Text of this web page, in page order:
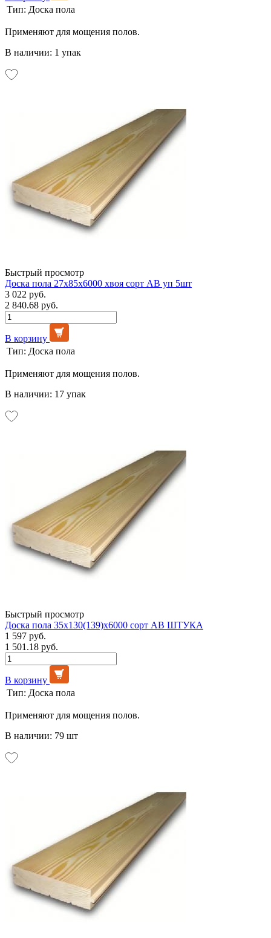
Тип: Доска пола
Применяют для мощения полов.
В наличии: 1 упак
Быстрый просмотр
Доска пола 27х85х6000 хвоя сорт АВ уп 5шт
3 022 руб.
2 840.68 руб.
В корзину
Тип: Доска пола
Применяют для мощения полов.
В наличии: 17 упак
Быстрый просмотр
Доска пола 35х130(139)х6000 сорт АВ ШТУКА
1 597 руб.
1 501.18 руб.
В корзину
Тип: Доска пола
Применяют для мощения полов.
В наличии: 79 шт